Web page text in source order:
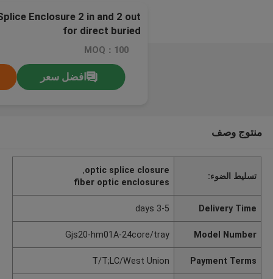
Enclosure 2 in and 2 out
for direct buried
MOQ：100
افضل سعر
منتوج وصف
تسليط الضوء:
optic splice closure
,
fiber optic enclosures
Delivery Time
3-5 days
Model Number
Gjs20-hm01A-24core/tray
Payment Terms
T/T;LC/West Union